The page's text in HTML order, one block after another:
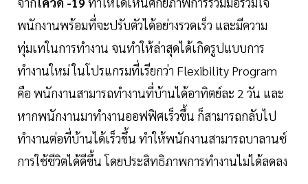
พนักงานพร้อมที่จะปรับตัวได้อย่างรวดเร็ว และมีความ
ทุ่มเทในการทำงาน จนทำให้ล่าสุดได้เกิดรูปแบบการ
ทำงานใหม่ ในโปรแกรมที่เรียกว่า Flexibility Program
คือ พนักงานสามารถทำงานที่บ้านได้อาทิตย์ละ 2 วัน และ
หากพนักงานมาทำงานออฟฟิศเร็วขึ้น ก็สามารถกลับไป
ทำงานต่อที่บ้านได้เร็วขึ้น ทำให้พนักงานสามารถบาลานซ์
การใช้ชีวิตได้ดีขึ้น โดยประสิทธิภาพการทำงานไม่ได้ลดลง